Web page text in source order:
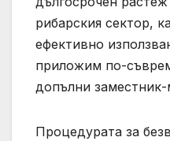
рибарския сектор,
ефективно
приложим по-
допълни
Процедурата за